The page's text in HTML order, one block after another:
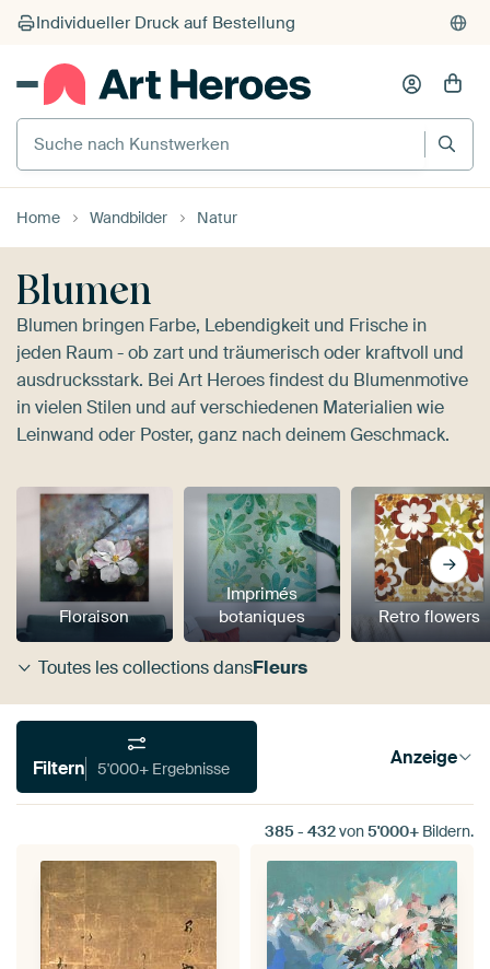
Suche nach Kunstwerken
Home Wandbilder Natur
Blumen
Blumen bringen Farbe, Lebendigkeit und Frische in
jeden Raum - ob zart und träumerisch oder kraftvoll und
ausdrucksstark. Bei Art Heroes findest du Blumenmotive
in vielen Stilen und auf verschiedenen Materialien wie
Leinwand oder Poster, ganz nach deinem Geschmack.
Floraison
Imprimés
botaniques
Retro flowers
Toutes les collections dansFleurs
Filtern 5'000+ Ergebnisse Anzeige
385- 432von5'000+ Bildern.